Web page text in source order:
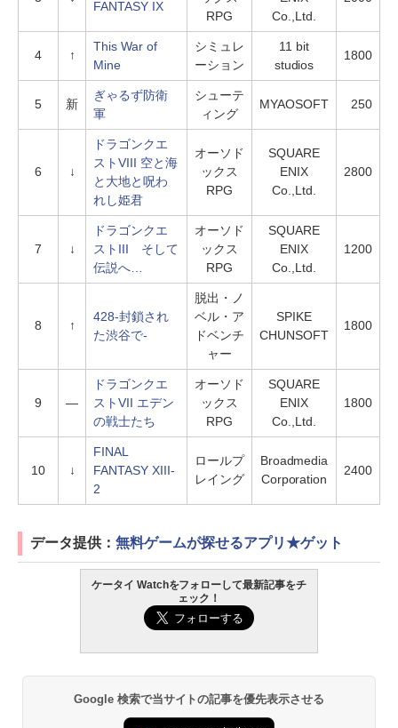
FANTASY IX
RPG
Co.,Ltd.
4 ↑
This War of
Mine
シミュレ
ーション
11 bit
studios
1800
5 新
ぎゃるず防衛
軍
シューテ
ィング
MYAOSOFT 250
6 ↓
ドラゴンクエ
ストVIII 空と海
と大地と呪わ
れし姫君
オーソド
ックス
RPG
SQUARE
ENIX
Co.,Ltd.
2800
7 ↓
ドラゴンクエ
ストIII そして
伝説へ…
オーソド
ックス
RPG
SQUARE
ENIX
Co.,Ltd.
1200
8 ↑
428-封鎖され
た渋谷で-
脱出・ノ
ベル・ア
ドベンチ
ャー
SPIKE
CHUNSOFT
1800
9 ―
ドラゴンクエ
ストVII エデン
の戦士たち
オーソド
ックス
RPG
SQUARE
ENIX
Co.,Ltd.
1800
10 ↓
FINAL
FANTASY XIII-
2
ロールプ
レイング
Broadmedia
Corporation
2400
データ提供： 無料ゲームが探せるアプリ★ゲット
ケータイ Watchをフォローして最新記事をチ
ェック！
Google 検索で当サイトの記事を優先表示させる